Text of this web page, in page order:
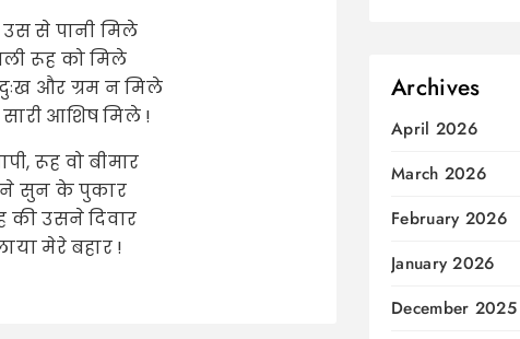
से पानी मिले
रूह को मिले
और ग्रम न मिले
आशिष मिले !
रूह वो बीमार
सुन के पुकार
की उसने दिवार
मेरे बहार !
Archives
April 2026
March 2026
February 2026
January 2026
December 2025